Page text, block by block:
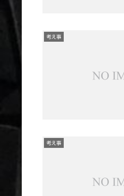
考え事
考え事